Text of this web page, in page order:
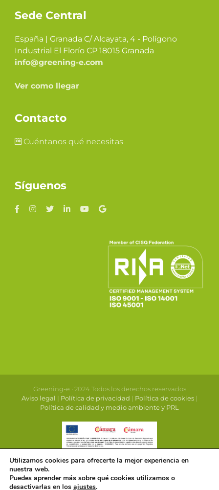
Sede Central
España | Granada C/ Alcayata, 4 - Polígono
Industrial El Florío CP 18015 Granada
info@greening-e.com
Ver como llegar
Contacto
Cuéntanos qué necesitas
Síguenos
Greening-e · 2024 Todos los derechos reservados
Aviso legal | Política de privacidad | Política de cookies |
Política de calidad y medio ambiente y PRL
Utilizamos cookies para ofrecerte la mejor experiencia en
nuestra web.
Puedes aprender más sobre qué cookies utilizamos o
desactivarlas en los ajustes.